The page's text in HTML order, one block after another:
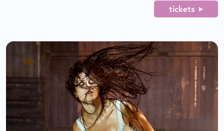
tickets